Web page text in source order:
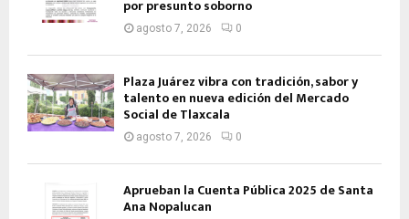
por presunto soborno
agosto 7, 2026 0
Plaza Juárez vibra con tradición, sabor y
talento en nueva edición del Mercado
Social de Tlaxcala
agosto 7, 2026 0
Aprueban la Cuenta Pública 2025 de Santa
Ana Nopalucan